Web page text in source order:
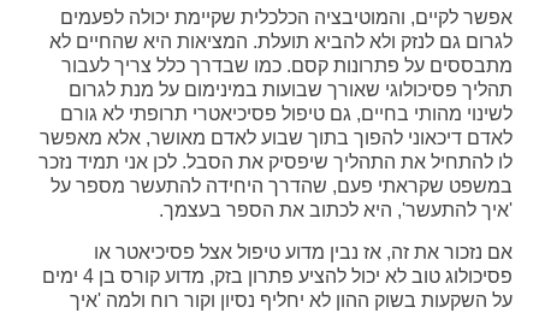
אפשר לקיים, והמוטיבציה הכלכלית שקיימת יכולה לפעמים
לגרום גם לנזק ולא להביא תועלת. המציאות היא שהחיים לא
מתבססים על פתרונות קסם. כמו שבדרך כלל צריך לעבור
תהליך פסיכולוגי שאורך שבועות במינימום על מנת לגרום
לשינוי מהותי בחיים, גם טיפול פסיכיאטרי תרופתי לא גורם
לאדם דיכאוני להפוך בתוך שבוע לאדם מאושר, אלא מאפשר
לו להתחיל את התהליך שיפסיק את הסבל. לכן אני תמיד נזכר
במשפט שקראתי פעם, שהדרך היחידה להתעשר מספר על
'איך להתעשר', היא לכתוב את הספר בעצמך.
אם נזכור את זה, אז נבין מדוע טיפול אצל פסיכיאטר או
פסיכולוג טוב לא יכול להציע פתרון בזק, מדוע קורס בן 4 ימים
על השקעות בשוק ההון לא יחליף נסיון וקור רוח ולמה 'איך